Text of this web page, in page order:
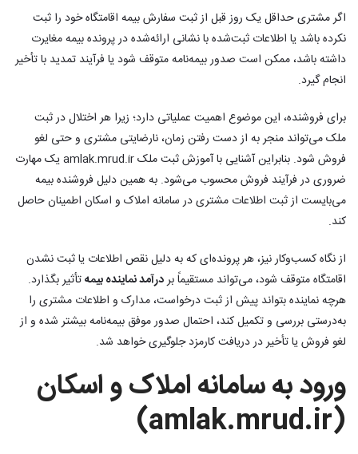
اگر مشتری حداقل یک روز قبل از ثبت سفارش بیمه اقامتگاه خود را ثبت
نکرده باشد یا اطلاعات ثبت‌شده با نشانی ارائه‌شده در پرونده بیمه مغایرت
داشته باشد، ممکن است صدور بیمه‌نامه متوقف شود یا فرآیند تمدید با تأخیر
انجام گیرد.
برای فروشنده، این موضوع اهمیت عملیاتی دارد؛ زیرا هر اختلال در ثبت
ملک می‌تواند منجر به از دست رفتن زمان، نارضایتی مشتری و حتی لغو
فروش شود. بنابراین آشنایی با آموزش ثبت ملک amlak.mrud.ir یک مهارت
ضروری در فرآیند فروش محسوب می‌شود. به همین دلیل فروشنده بیمه
می‌بایست از ثبت اطلاعات مشتری در سامانه املاک و اسکان اطمینان حاصل
کند.
از نگاه کسب‌وکار نیز، هر پرونده‌ای که به دلیل نقص اطلاعات یا ثبت نشدن
اقامتگاه متوقف شود، می‌تواند مستقیماً بردرآمد نماینده بیمهتأثیر بگذارد.
هرچه نماینده بتواند پیش از ثبت درخواست، مدارک و اطلاعات مشتری را
به‌درستی بررسی و تکمیل کند، احتمال صدور موفق بیمه‌نامه بیشتر شده و از
لغو فروش یا تأخیر در دریافت کارمزد جلوگیری خواهد شد.
ورود به سامانه املاک و اسکان
(amlak.mrud.ir)